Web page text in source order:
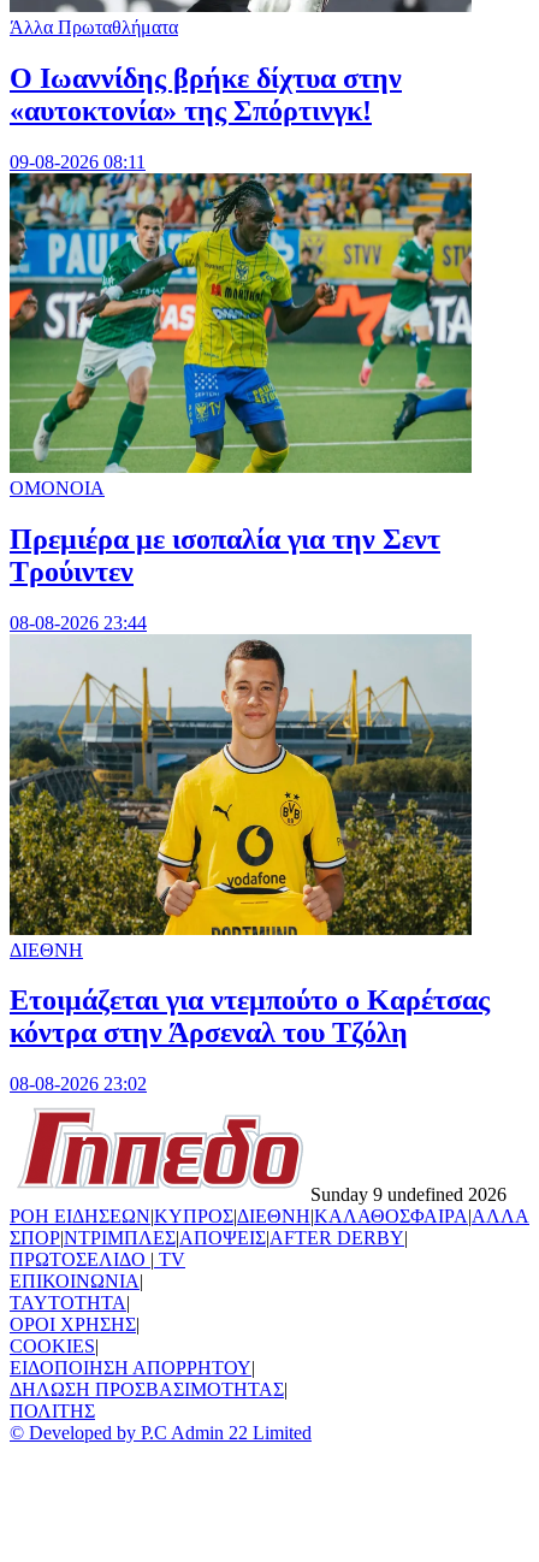
Άλλα Πρωταθλήματα
Ο Ιωαννίδης βρήκε δίχτυα στην
«αυτοκτονία» της Σπόρτινγκ!
09-08-2026 08:11
ΟΜΟΝΟΙΑ
Πρεμιέρα με ισοπαλία για την Σεντ
Τρούιντεν
08-08-2026 23:44
ΔΙΕΘΝΗ
Ετοιμάζεται για ντεμπούτο ο Καρέτσας
κόντρα στην Άρσεναλ του Τζόλη
08-08-2026 23:02
Sunday 9 undefined 2026
ΡΟΗ ΕΙΔΗΣΕΩΝ|ΚΥΠΡΟΣ|ΔΙΕΘΝΗ|ΚΑΛΑΘΟΣΦΑΙΡΑ|ΑΛΛΑ
ΣΠΟΡ|ΝΤΡΙΜΠΛΕΣ|ΑΠΟΨΕΙΣ|AFTER DERBY|
ΠΡΩΤΟΣΕΛΙΔΟ | TV
ΕΠΙΚΟΙΝΩΝΙΑ|
TAYTOTHTA|
ΟΡΟΙ ΧΡΗΣΗΣ|
COOKIES|
ΕΙΔΟΠΟΙΗΣΗ ΑΠΟΡΡΗΤΟΥ|
ΔΗΛΩΣΗ ΠΡΟΣΒΑΣΙΜΟΤΗΤΑΣ|
ΠΟΛΙΤΗΣ
© Developed by P.C Admin 22 Limited